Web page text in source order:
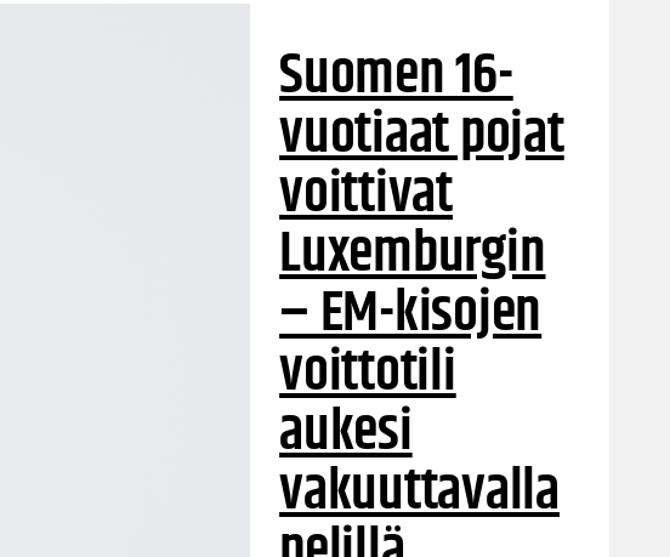
Suomen 16-
vuotiaat pojat
voittivat
Luxemburgin
– EM-kisojen
voittotili
aukesi
vakuuttavalla